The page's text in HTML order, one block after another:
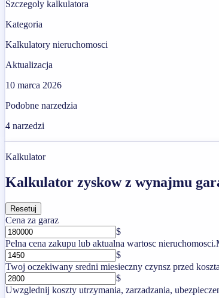
Szczegoly kalkulatora
Kategoria
Kalkulatory nieruchomosci
Aktualizacja
10 marca 2026
Podobne narzedzia
4 narzedzi
Kalkulator
Kalkulator zyskow z wynajmu
Resetuj
Cena za garaz
$
Pelna cena zakupu lub aktualna wartosc nieruchomosci.
$
Twoj oczekiwany sredni miesieczny czynsz przed
$
Uwzglednij koszty utrzymania, zarzadzania,